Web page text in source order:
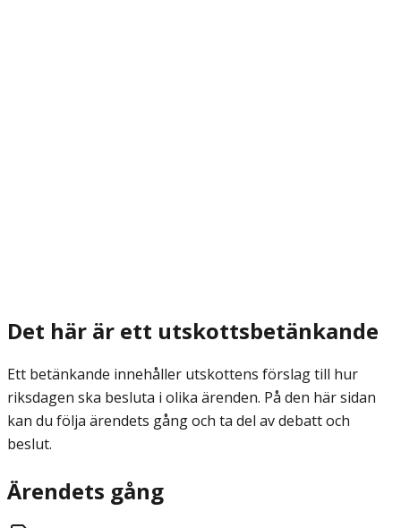
Det här är ett utskottsbetänkande
Ett betänkande innehåller utskottens förslag till hur
riksdagen ska besluta i olika ärenden. På den här sidan
kan du följa ärendets gång och ta del av debatt och
beslut.
Ärendets gång